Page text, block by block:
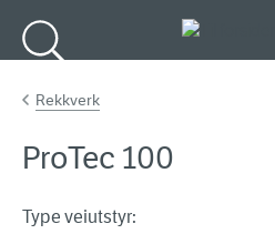
Rekkverk
ProTec 100
Type veiutstyr: